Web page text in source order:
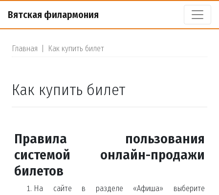
Вятская филармония
Главная Как купить билет
Как купить билет
Правила пользования
системой онлайн-продажи
билетов
На сайте в разделе «Афиша» выберите